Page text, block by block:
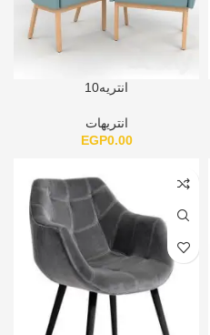
انتريه10
انتريهات
EGP0.00